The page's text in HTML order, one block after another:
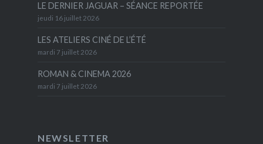
LE DERNIER JAGUAR – SÉANCE REPORTÉE
jeudi 16 juillet 2026
LES ATELIERS CINÉ DE L’ÉTÉ
mardi 7 juillet 2026
ROMAN & CINEMA 2026
mardi 7 juillet 2026
NEWSLETTER